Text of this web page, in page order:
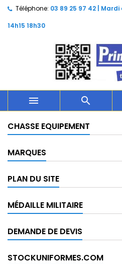
Téléphone: 03 89 25 97 42 | Mardi
14h15 18h30
 
CHASSE EQUIPEMENT
MARQUES
PLAN DU SITE
MÉDAILLE MILITAIRE
DEMANDE DE DEVIS
STOCKUNIFORMES.COM